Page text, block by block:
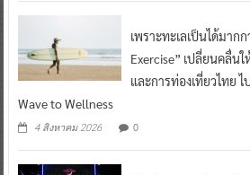
เพราะทะเลเป็นได้มา
Exercise” เปลี่ยนคลื่น
และการท่องเที่ยวไทย
Wave to Wellness
4 สิงหาคม 2026 0